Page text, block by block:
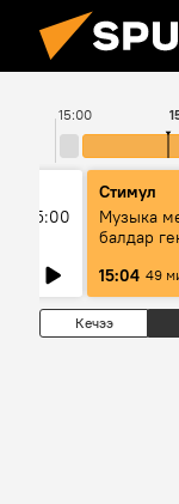
15:00
15:00
Стимул
Музыка
балдар
15:04 49
Кечээ